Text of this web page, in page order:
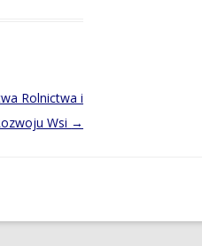
Rolnictwa i
Wsi →